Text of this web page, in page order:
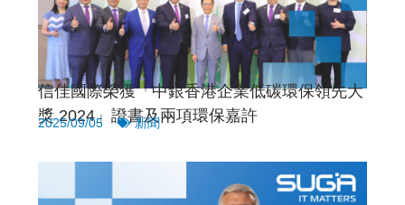
信佳國際榮獲「中銀香港企業低碳環保領先大
獎 2024」證書及兩項環保嘉許
2025/09/05 新聞